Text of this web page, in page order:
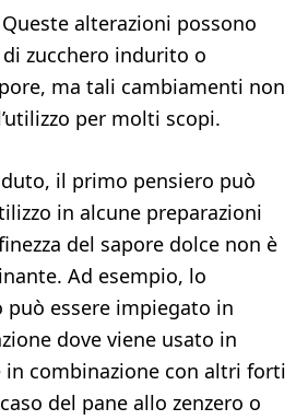
alterazioni possono
zucchero indurito o
ma tali cambiamenti non
per molti scopi.
il primo pensiero può
in alcune preparazioni
del sapore dolce non è
Ad esempio, lo
può essere impiegato in
dove viene usato in
combinazione con altri forti
del pane allo zenzero o